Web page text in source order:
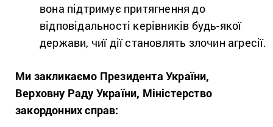
вона підтримує притягнення до
відповідальності керівників будь-якої
держави, чиї дії становлять злочин агресії.
Ми закликаємо Президента України,
Верховну Раду України, Міністерство
закордонних справ: